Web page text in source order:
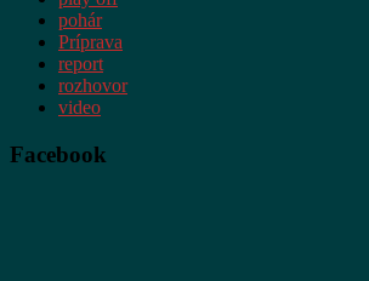
pohár
Príprava
report
rozhovor
video
Facebook